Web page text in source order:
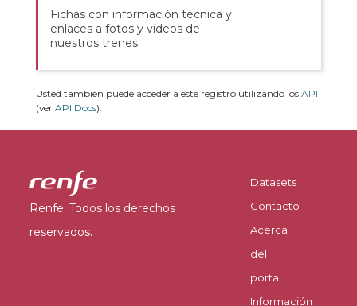
Fichas con información técnica y
enlaces a fotos y vídeos de
nuestros trenes
Usted también puede acceder a este registro utilizando los API
(ver API Docs).
Renfe. Todos los derechos
reservados.
Datasets
Contacto
Acerca
del
portal
Información